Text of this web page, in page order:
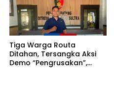
Tiga Warga Routa
Ditahan, Tersangka Aksi
Demo “Pengrusakan”,